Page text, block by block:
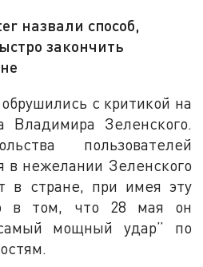
назвали способ,
закончить
с критикой на
Владимира Зеленского.
пользователей
в нежелании Зеленского
в стране, при имея эту
в том, что 28 мая он
мощный удар” по